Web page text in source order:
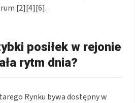
[2][4][6].
posiłek w rejonie
rytm dnia?
Rynku bywa dostępny w